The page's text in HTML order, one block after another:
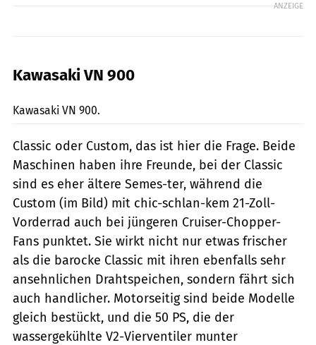
ANZEIGE
Kawasaki VN 900
Kawasaki VN 900.
Classic oder Custom, das ist hier die Frage. Beide
Maschinen haben ihre Freunde, bei der Classic
sind es eher ältere Semes-ter, während die
Custom (im Bild) mit chic-schlan-kem 21-Zoll-
Vorderrad auch bei jüngeren Cruiser-Chopper-
Fans punktet. Sie wirkt nicht nur etwas frischer
als die barocke Classic mit ihren ebenfalls sehr
ansehnlichen Drahtspeichen, sondern fährt sich
auch handlicher. Motorseitig sind beide Modelle
gleich bestückt, und die 50 PS, die der
wassergekühlte V2-Vierventiler munter